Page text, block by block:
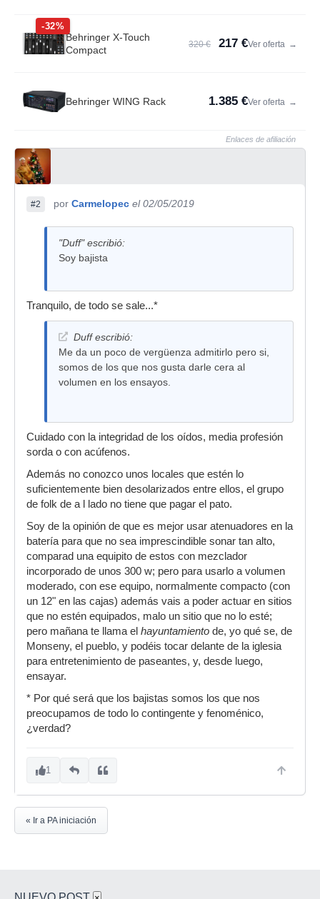
-32%
Behringer X-Touch
Compact
320 € 217 €Ver oferta →
Behringer WING Rack 1.385 €Ver oferta →
Enlaces de afiliación
#2 por Carmelopec el 02/05/2019
"Duff" escribió:
Soy bajista
Tranquilo, de todo se sale...*
Duff escribió:
Me da un poco de vergüenza admitirlo pero si,
somos de los que nos gusta darle cera al
volumen en los ensayos.
Cuidado con la integridad de los oídos, media profesión
sorda o con acúfenos.
Además no conozco unos locales que estén lo
suficientemente bien desolarizados entre ellos, el grupo
de folk de a l lado no tiene que pagar el pato.
Soy de la opinión de que es mejor usar atenuadores en la
batería para que no sea imprescindible sonar tan alto,
comparad una equipito de estos con mezclador
incorporado de unos 300 w; pero para usarlo a volumen
moderado, con ese equipo, normalmente compacto (con
un 12" en las cajas) además vais a poder actuar en sitios
que no estén equipados, malo un sitio que no lo esté;
pero mañana te llama el hayuntamiento de, yo qué se, de
Monseny, el pueblo, y podéis tocar delante de la iglesia
para entretenimiento de paseantes, y, desde luego,
ensayar.
* Por qué será que los bajistas somos los que nos
preocupamos de todo lo contingente y fenoménico,
¿verdad?
1
« Ir a PA iniciación